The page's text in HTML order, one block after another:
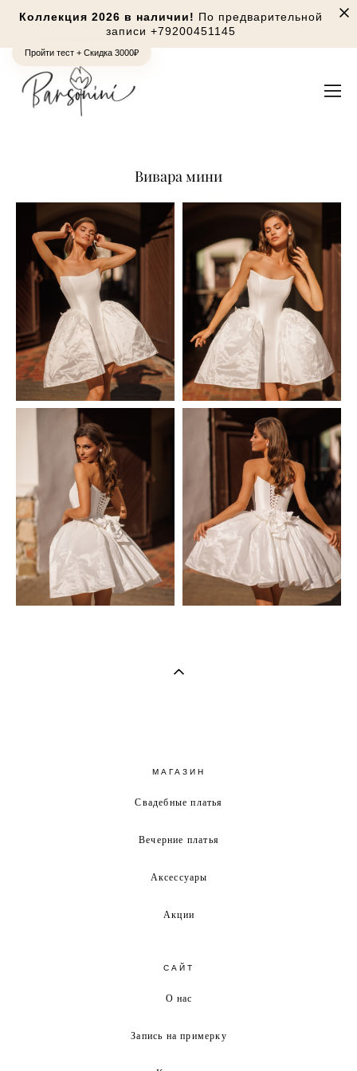
Пройти тест + Скидка 3000₽
Коллекция 2026 в наличии! По предварительной
записи +79200451145
Вивара мини
МАГАЗИН
Свадебные платья
Вечерние платья
Аксессуары
Акции
САЙТ
О нас
Запись на примерку